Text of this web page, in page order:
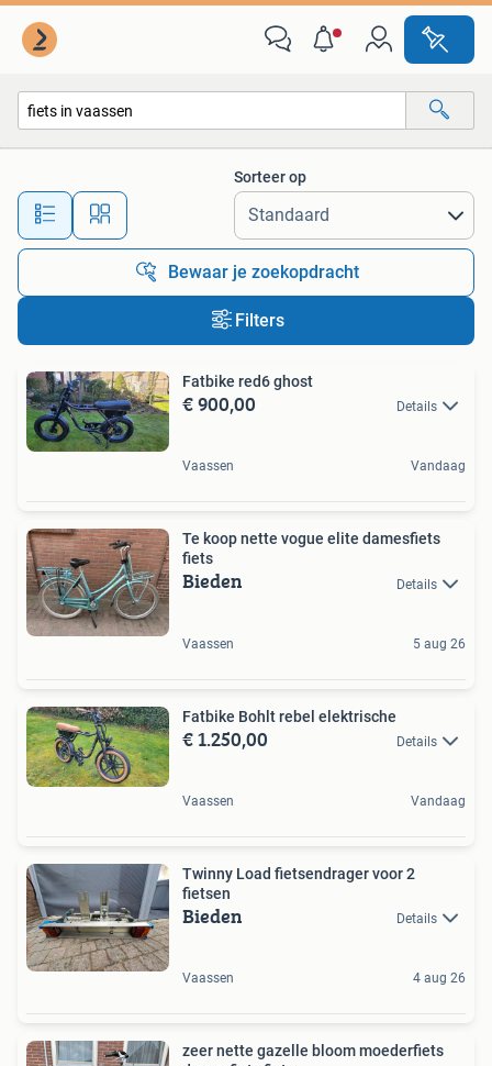
Alle afstanden…
Sorteer op
Bewaar je zoekopdracht
Filters
Fatbike red6 ghost
€ 900,00 Details
Vaassen Vandaag
Te koop nette vogue elite damesfiets
fiets
Bieden Details
Vaassen 5 aug 26
Fatbike Bohlt rebel elektrische
€ 1.250,00 Details
Vaassen Vandaag
Twinny Load fietsendrager voor 2
fietsen
Bieden Details
Vaassen 4 aug 26
zeer nette gazelle bloom moederfiets